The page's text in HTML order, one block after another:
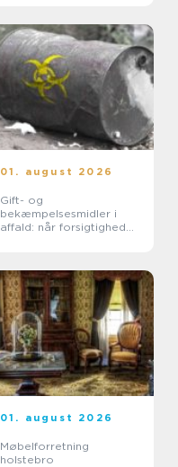
01. august 2026
Gift- og
bekæmpelsesmidler i
affald: når forsigtighed
01. august 2026
Møbelforretning
holstebro